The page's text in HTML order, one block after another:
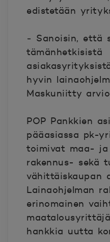
edistetään
‒ Sanoisin, että
tämänhetkisistä
hyvin
Maskuniitty
POP Pankkien
pääasiassa pk-
toimivat maa- ja
rakennus- sekä
vähittäiskaupan
Lainaohjelman
erinomainen
hankkia uutta